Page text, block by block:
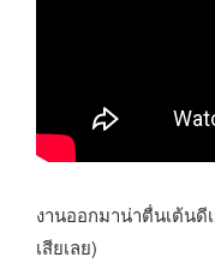
งานออกมาน่าตื่นเต้นดี
เสียเลย)